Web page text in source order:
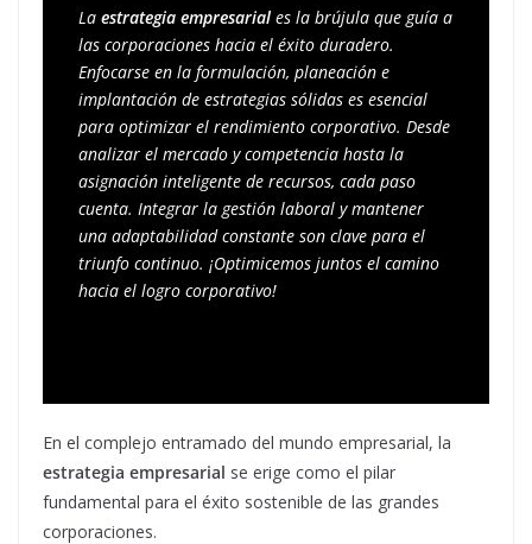
La estrategia empresarial es la brújula que guía a
las corporaciones hacia el éxito duradero.
Enfocarse en la formulación, planeación e
implantación de estrategias sólidas es esencial
para optimizar el rendimiento corporativo. Desde
analizar el mercado y competencia hasta la
asignación inteligente de recursos, cada paso
cuenta. Integrar la gestión laboral y mantener
una adaptabilidad constante son clave para el
triunfo continuo. ¡Optimicemos juntos el camino
hacia el logro corporativo!
En el complejo entramado del mundo empresarial, la
estrategia empresarial se erige como el pilar
fundamental para el éxito sostenible de las grandes
corporaciones.